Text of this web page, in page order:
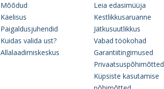
Mõõdud
Käelisus
Paigaldusjuhendid
Kuidas valida ust?
Allalaadimiskeskus
Leia edasimüüja
Kestlikkusaruanne
Jätkusuutlikkus
Vabad töökohad
Garantiitingimused
Privaatsuspõhimõtted
Küpsiste kasutamise